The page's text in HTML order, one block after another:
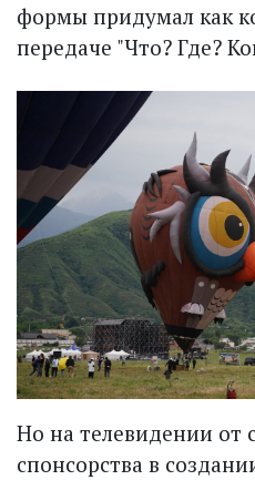
формы придумал как
передаче "Что? Где?
Но на телевидении от
спонсорства в